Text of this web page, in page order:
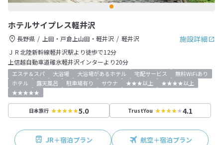
ホテルサイプレス軽井沢
施設詳細
長野県 上田・戸倉上山田・軽井沢
軽井沢
ＪＲ北陸新幹線軽井沢駅より徒歩で12分
上信越自動車道碓氷軽井沢インターより20分
エステ＆スパ 大浴場 大浴場があるホテル 宅配サービス
無料WiFiあり
ホテル
露天風呂 駐車場有り サウナ ★★★以上
★★★★以上
★★★★★
日本旅行 5.0 TrustYou 4.1
JR＋宿泊プラン 航空＋宿泊プラン